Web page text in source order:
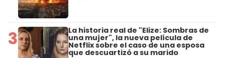
3 La historia real de "Elize: Sombras de
una mujer", la nueva película de
Netflix sobre el caso de una esposa
que descuartizó a su marido